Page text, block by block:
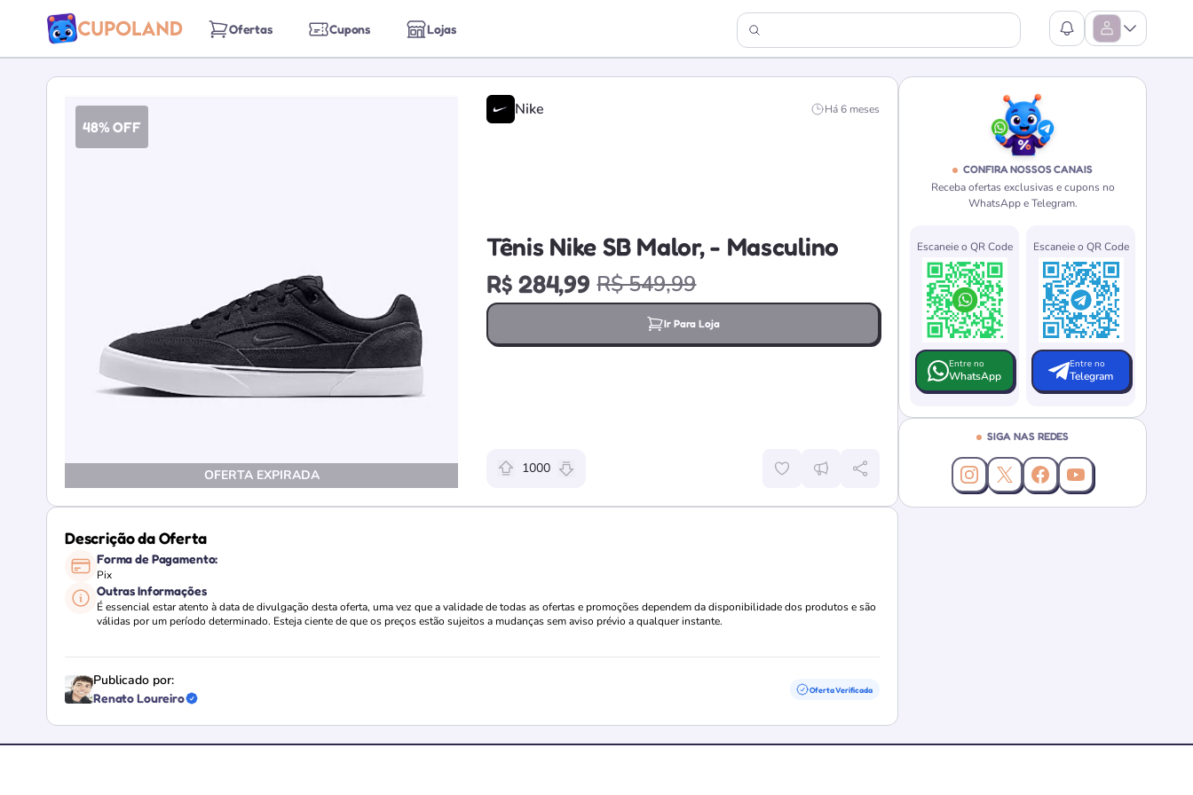
Ofertas Cupons Lojas Ver Notificações
Abrir Menu
48% OFF
OFERTA EXPIRADA
Nike Há 6 meses
Tênis Nike SB Malor, - Masculino
R$ 284,99 R$ 549,99
Ir Para Loja
Relevância da oferta: 1000 pontos
1000
Descrição da Oferta
Forma de Pagamento:
Pix
Outras Informações
É essencial estar atento à data de divulgação desta oferta, uma vez que a validade de todas as ofertas e promoções dependem da disponibilidade dos produtos e são
válidas por um período determinado. Esteja ciente de que os preços estão sujeitos a mudanças sem aviso prévio a qualquer instante.
Publicado por:
Renato LoureiroLoja verificada
Oferta Verificada
CONFIRA NOSSOS CANAIS
Receba ofertas exclusivas e cupons no
WhatsApp e Telegram.
Escaneie o QR Code
Entre no
WhatsApp
Escaneie o QR Code
Entre no
Telegram
SIGA NAS REDES
Instagram da Cupoland
X (Twitter) da Cupoland
Facebook da Cupoland
YouTube da